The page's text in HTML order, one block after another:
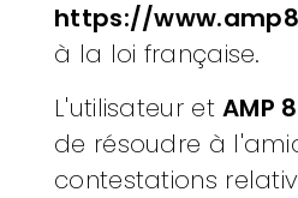
https://
à la loi française.
L'utilisateur etAMP
de résoudre à
contestations